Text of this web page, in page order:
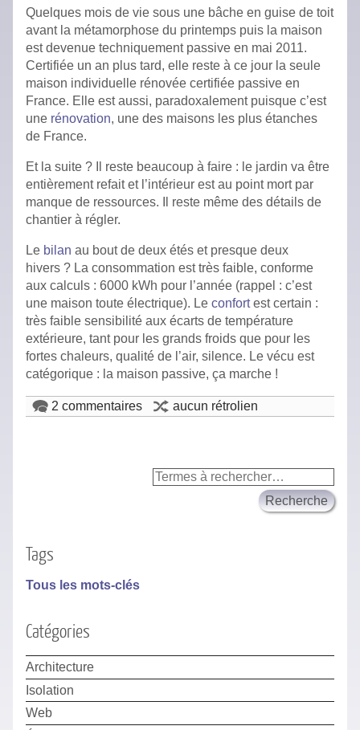
Quelques mois de vie sous une bâche en guise de toit
avant la métamorphose du printemps puis la maison
est devenue techniquement passive en mai 2011.
Certifiée un an plus tard, elle reste à ce jour la seule
maison individuelle rénovée certifiée passive en
France. Elle est aussi, paradoxalement puisque c’est
une rénovation, une des maisons les plus étanches
de France.
Et la suite ? Il reste beaucoup à faire : le jardin va être
entièrement refait et l’intérieur est au point mort par
manque de ressources. Il reste même des détails de
chantier à régler.
Le bilan au bout de deux étés et presque deux
hivers ? La consommation est très faible, conforme
aux calculs : 6000 kWh pour l’année (rappel : c’est
une maison toute électrique). Le confortest certain :
très faible sensibilité aux écarts de température
extérieure, tant pour les grands froids que pour les
fortes chaleurs, qualité de l’air, silence. Le vécu est
catégorique : la maison passive, ça marche !
2 commentaires aucun rétrolien
Tags
Tous les mots-clés
Catégories
Architecture
Isolation
Web